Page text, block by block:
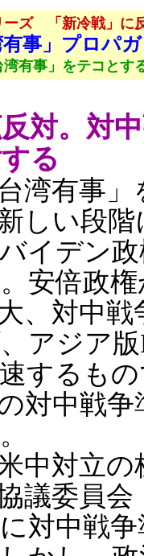
ーズ 「新冷戦」に
有事」プロパ
湾有事」をテコと
対。対
る
湾有事」
しい段
イデン
安倍政
、対中
アジア
するも
対中戦
中対立の
議委員
対中戦